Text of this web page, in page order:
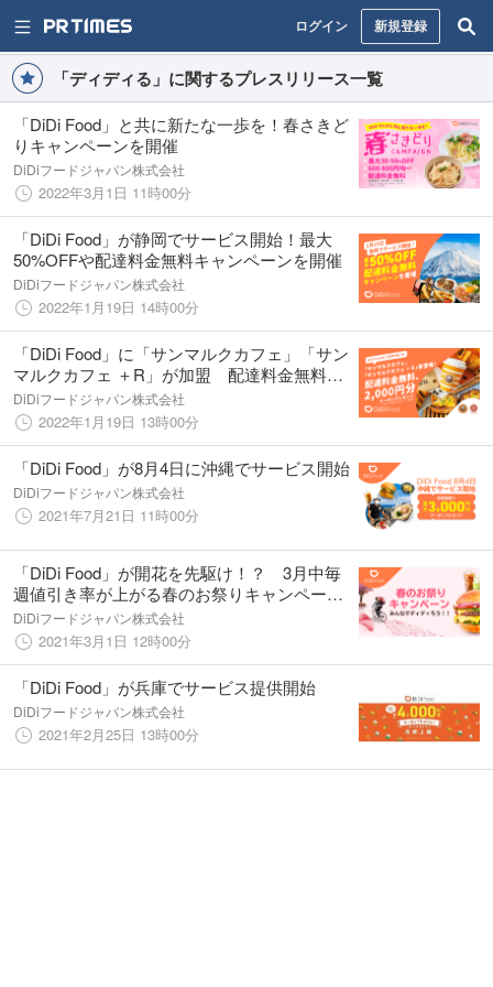
ログイン 新規登録
「ディディる」に関するプレスリリース一覧
「DiDi Food」と共に新たな一歩を！春さきど
りキャンペーンを開催
DiDiフードジャパン株式会社
2022年3月1日 11時00分
「DiDi Food」が静岡でサービス開始！最大
50%OFFや配達料金無料キャンペーンを開催
DiDiフードジャパン株式会社
2022年1月19日 14時00分
「DiDi Food」に「サンマルクカフェ」「サン
マルクカフェ ＋R」が加盟 配達料金無料、
2,000円分クーポンプレゼントキャンペーンを
実施
DiDiフードジャパン株式会社
2022年1月19日 13時00分
「DiDi Food」が8月4日に沖縄でサービス開始
DiDiフードジャパン株式会社
2021年7月21日 11時00分
「DiDi Food」が開花を先駆け！？ 3月中毎
週値引き率が上がる春のお祭りキャンペー
ン みんなでディディろう！！
DiDiフードジャパン株式会社
2021年3月1日 12時00分
「DiDi Food」が兵庫でサービス提供開始
DiDiフードジャパン株式会社
2021年2月25日 13時00分